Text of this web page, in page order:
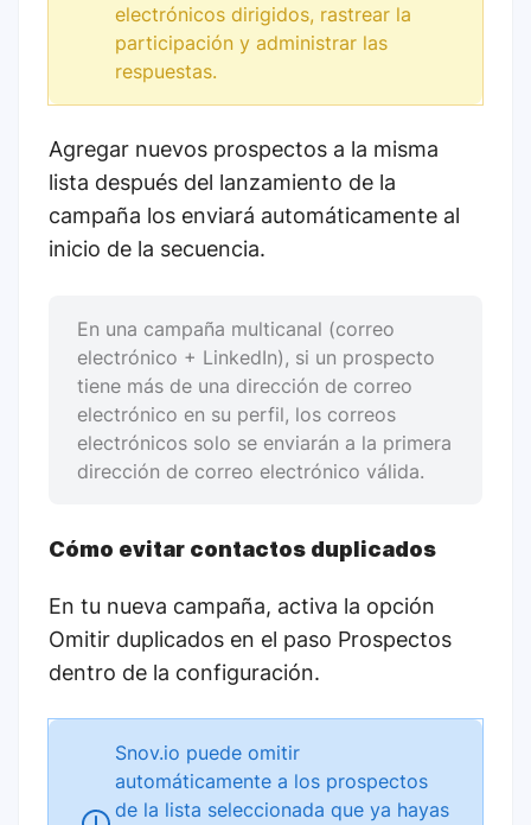
electrónicos dirigidos, rastrear la
participación y administrar las
respuestas.
Agregar nuevos prospectos a la misma
lista después del lanzamiento de la
campaña los enviará automáticamente al
inicio de la secuencia.
En una campaña multicanal (correo
electrónico + LinkedIn), si un prospecto
tiene más de una dirección de correo
electrónico en su perfil, los correos
electrónicos solo se enviarán a la primera
dirección de correo electrónico válida.
Cómo evitar contactos duplicados
En tu nueva campaña, activa la opción
Omitir duplicados en el paso Prospectos
dentro de la configuración.
Snov.io puede omitir
automáticamente a los prospectos
de la lista seleccionada que ya hayas